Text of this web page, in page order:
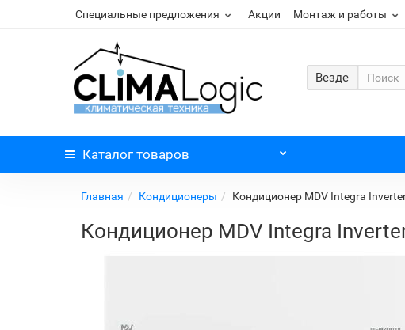
Специальные предложения Акции Монтаж и работы
Везде
Каталог товаров
Главная Кондиционеры Кондиционер MDV Integra
Кондиционер MDV Integra